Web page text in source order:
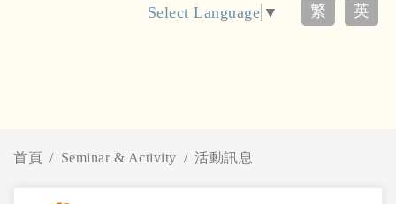
Select Language ▼ 繁 英
首頁 Seminar & Activity 活動訊息